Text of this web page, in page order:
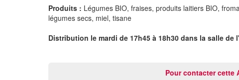
Produits : Légumes BIO, fraises, produits laitiers BIO,
légumes secs, miel, tisane
Distribution le mardi de 17h45 à 18h30 dans la salle de
Pour contacter cette